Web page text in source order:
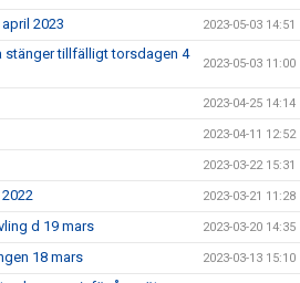
2023 2023-05-03 14:51
stänger tillfälligt torsdagen 4
2023-05-03 11:00
2023-04-25 14:14
2023-04-11 12:52
2023-03-22 15:31
2023-03-21 11:28
d 19 mars 2023-03-20 14:35
18 mars 2023-03-13 15:10